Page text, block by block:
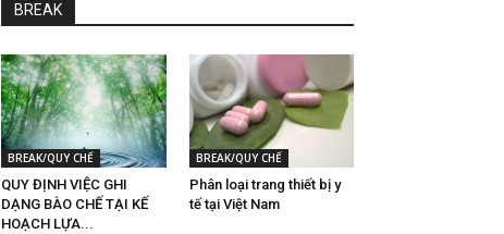
BREAK
BREAK/QUY CHẾ
QUY ĐỊNH VIỆC GHI
DẠNG BÀO CHẾ TẠI KẾ
HOẠCH LỰA...
BREAK/QUY CHẾ
Phân loại trang thiết bị y
tế tại Việt Nam